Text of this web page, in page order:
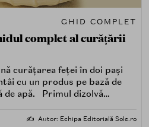
GHID COMPLET
complet al curățării
curățarea feței în doi pași
cu un produs pe bază de
de apă. Primul dizolvă
impuritățile solubile în
✍️ Autor: Echipa Editorială Sole.ro